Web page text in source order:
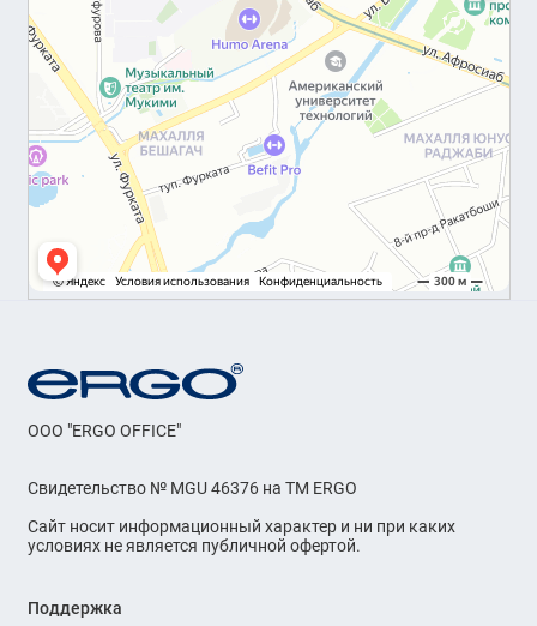
OOO "ERGO OFFICE"
Свидетельство № MGU 46376 на ТМ ERGO
Сайт носит информационный характер и ни при каких
условиях не является публичной офертой.
Поддержка